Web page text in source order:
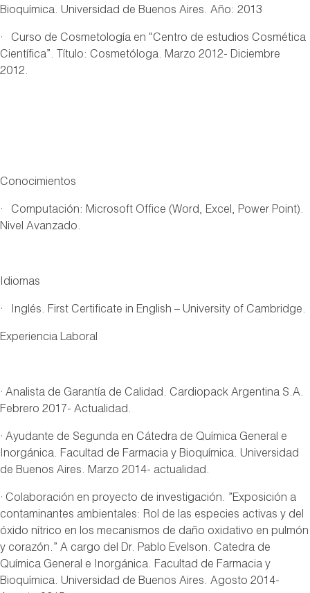
Bioquímica. Universidad de Buenos Aires. Año: 2013
· Curso de Cosmetología en “Centro de estudios Cosmética
Científica”. Título: Cosmetóloga. Marzo 2012- Diciembre
2012.
Conocimientos
· Computación: Microsoft Office (Word, Excel, Power Point).
Nivel Avanzado.
Idiomas
· Inglés. First Certificate in English – University of Cambridge.
Experiencia Laboral
· Analista de Garantía de Calidad. Cardiopack Argentina S.A.
Febrero 2017- Actualidad.
· Ayudante de Segunda en Cátedra de Química General e
Inorgánica. Facultad de Farmacia y Bioquímica. Universidad
de Buenos Aires. Marzo 2014- actualidad.
· Colaboración en proyecto de investigación. ”Exposición a
contaminantes ambientales: Rol de las especies activas y del
óxido nítrico en los mecanismos de daño oxidativo en pulmón
y corazón.” A cargo del Dr. Pablo Evelson. Catedra de
Química General e Inorgánica. Facultad de Farmacia y
Bioquímica. Universidad de Buenos Aires. Agosto 2014-